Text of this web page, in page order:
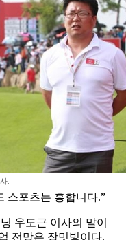
.
스포츠는 흥합니다.”
우도근 이사의 말이
전망은 장밋빛이다.